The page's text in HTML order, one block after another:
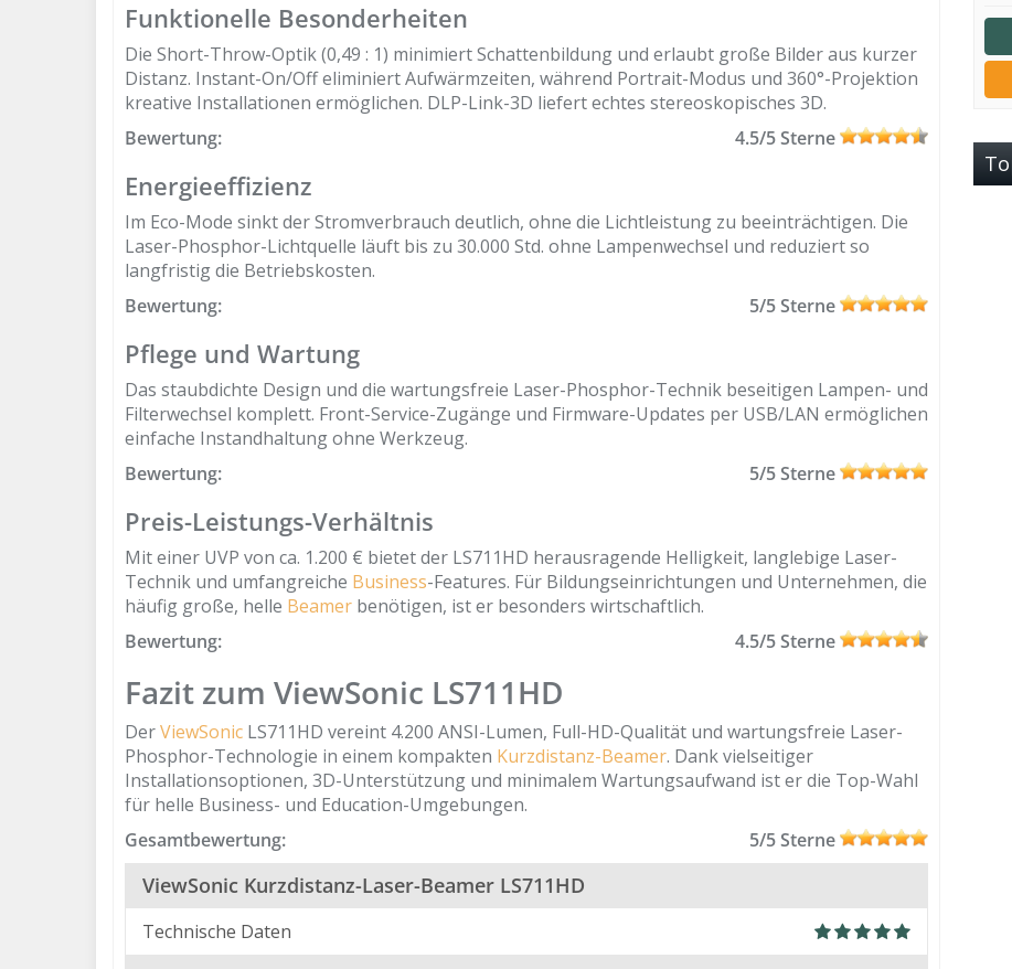
Funktionelle Besonderheiten
Die Short-Throw-Optik (0,49 : 1) minimiert Schattenbildung und erlaubt große Bilder aus kurzer
Distanz. Instant-On/Off eliminiert Aufwärmzeiten, während Portrait-Modus und 360°-Projektion
kreative Installationen ermöglichen. DLP-Link-3D liefert echtes stereoskopisches 3D.
Bewertung:
4.5/5 Sterne
Energieeffizienz
Im Eco-Mode sinkt der Stromverbrauch deutlich, ohne die Lichtleistung zu beeinträchtigen. Die
Laser-Phosphor-Lichtquelle läuft bis zu 30.000 Std. ohne Lampenwechsel und reduziert so
langfristig die Betriebskosten.
Bewertung:
5/5 Sterne
Pflege und Wartung
Das staubdichte Design und die wartungsfreie Laser-Phosphor-Technik beseitigen Lampen- und
Filterwechsel komplett. Front-Service-Zugänge und Firmware-Updates per USB/LAN ermöglichen
einfache Instandhaltung ohne Werkzeug.
Bewertung:
5/5 Sterne
Preis-Leistungs-Verhältnis
Mit einer UVP von ca. 1.200 € bietet der LS711HD herausragende Helligkeit, langlebige Laser-
Technik und umfangreiche Business-Features. Für Bildungseinrichtungen und Unternehmen, die
häufig große, helle Beamer benötigen, ist er besonders wirtschaftlich.
Bewertung:
4.5/5 Sterne
Fazit zum ViewSonic LS711HD
DerViewSonic LS711HD vereint 4.200 ANSI-Lumen, Full-HD-Qualität und wartungsfreie Laser-
Phosphor-Technologie in einem kompakten Kurzdistanz-Beamer. Dank vielseitiger
Installationsoptionen, 3D-Unterstützung und minimalem Wartungsaufwand ist er die Top-Wahl
für helle Business- und Education-Umgebungen.
Gesamtbewertung:
5/5 Sterne
ViewSonic Kurzdistanz-Laser-Beamer LS711HD
Technische Daten